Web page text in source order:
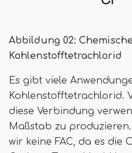
Abbildung 02:
Kohlenstofftetrachlorid
Es gibt viele
Kohlenstofftetrachlorid.
diese Verbindung
Maßstab zu
wir keine FAC, da es die